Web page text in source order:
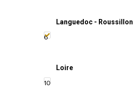
Languedoc - Roussillon
6
Loire
10